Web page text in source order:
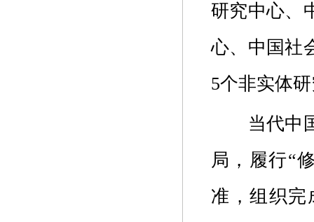
研究中心、
心、中国社
5个非实体
当代中
局， 履行“
准，组织完